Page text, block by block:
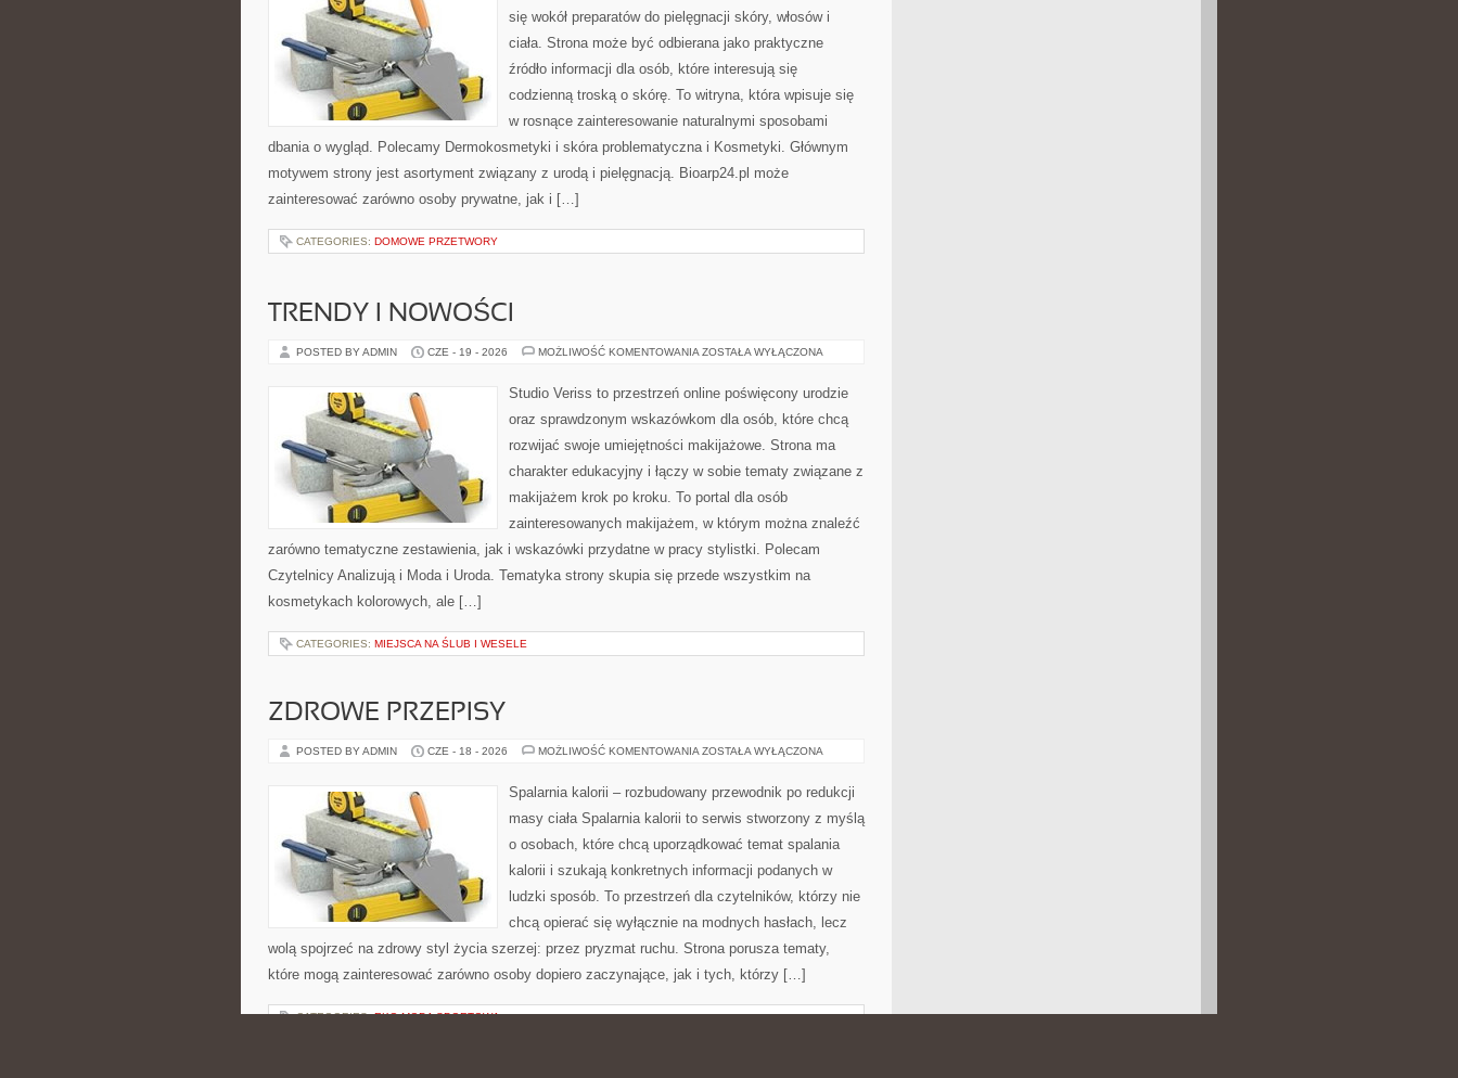
się wokół preparatów do pielęgnacji skóry, włosów i
ciała. Strona może być odbierana jako praktyczne
źródło informacji dla osób, które interesują się
codzienną troską o skórę. To witryna, która wpisuje się
w rosnące zainteresowanie naturalnymi sposobami
dbania o wygląd. Polecamy Dermokosmetyki i skóra problematyczna i Kosmetyki. Głównym
motywem strony jest asortyment związany z urodą i pielęgnacją. Bioarp24.pl może
zainteresować zarówno osoby prywatne, jak i […]
CATEGORIES: DOMOWE PRZETWORY
TRENDY I NOWOŚCI
POSTED BY ADMIN CZE - 19 - 2026 MOŻLIWOŚĆ KOMENTOWANIA TRENDY
ZOSTAŁA WYŁĄCZONA
Studio Veriss to przestrzeń online poświęcony urodzie
oraz sprawdzonym wskazówkom dla osób, które chcą
rozwijać swoje umiejętności makijażowe. Strona ma
charakter edukacyjny i łączy w sobie tematy związane z
makijażem krok po kroku. To portal dla osób
zainteresowanych makijażem, w którym można znaleźć
zarówno tematyczne zestawienia, jak i wskazówki przydatne w pracy stylistki. Polecam
Czytelnicy Analizują i Moda i Uroda. Tematyka strony skupia się przede wszystkim na
kosmetykach kolorowych, ale […]
CATEGORIES: MIEJSCA NA ŚLUB I WESELE
ZDROWE PRZEPISY
POSTED BY ADMIN CZE - 18 - 2026 MOŻLIWOŚĆ KOMENTOWANIA ZDROWE
ZOSTAŁA WYŁĄCZONA
Spalarnia kalorii – rozbudowany przewodnik po redukcji
masy ciała Spalarnia kalorii to serwis stworzony z myślą
o osobach, które chcą uporządkować temat spalania
kalorii i szukają konkretnych informacji podanych w
ludzki sposób. To przestrzeń dla czytelników, którzy nie
chcą opierać się wyłącznie na modnych hasłach, lecz
wolą spojrzeć na zdrowy styl życia szerzej: przez pryzmat ruchu. Strona porusza tematy,
które mogą zainteresować zarówno osoby dopiero zaczynające, jak i tych, którzy […]
CATEGORIES:EKO MODA SPORTOWA